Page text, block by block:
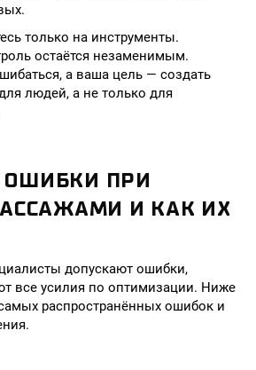
только на инструменты.
остаётся незаменимым.
а ваша цель — создать
людей, а не только для
ПРИ
И КАК ИХ
допускают ошибки,
все усилия по оптимизации. Ниже
распространённых ошибок и